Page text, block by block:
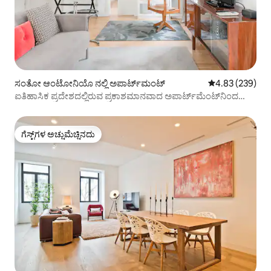
ಸಂತೋ ಆಂಟೋನಿಯೊ ನಲ್ಲಿ ಅಪಾರ್ಟ್‌ಮಂಟ್ 5 ರಲ್ಲಿ 4.83
4.83 (239)
ಐತಿಹಾಸಿಕ ಪ್ರದೇಶದಲ್ಲಿರುವ ಪ್ರಕಾಶಮಾನವಾದ ಅಪಾರ್ಟ್‌ಮೆಂಟ್‌ನಿಂದ
ಗೆಸ್ಟ್‌ಗಳ ಅಚ್ಚುಮೆಚ್ಚಿನದು
ಗೆಸ್ಟ್‌ಗಳ ಅಚ್ಚುಮೆಚ್ಚಿನದು